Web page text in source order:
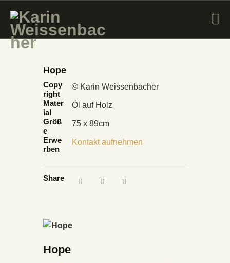
STARTSEITE
MALEREI
SKULPTUR
VERKAUF
KATALOGE
KURSE
Hope
Copy
right
© Karin Weissenbacher
Mater
ial
Öl auf Holz
Größ
e
75 x 89cm
Erwe
rben
Kontakt aufnehmen
Share
Hope